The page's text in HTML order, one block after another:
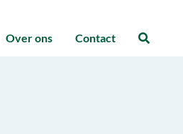
Over ons Contact